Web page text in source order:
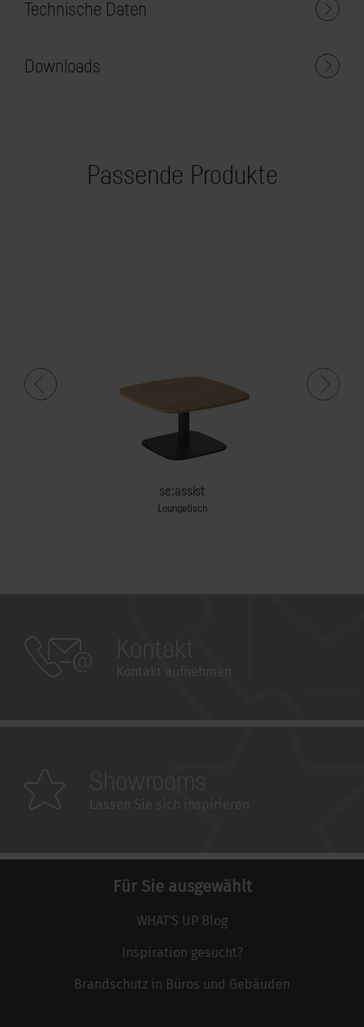
Technische Daten
Downloads
Passende Produkte
se:assist
Loungetisch
Für Sie ausgewählt
WHAT'S UP Blog
Inspiration gesucht?
Brandschutz in Büros und Gebäuden